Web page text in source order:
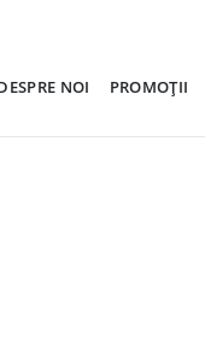
NOI PROMOȚII